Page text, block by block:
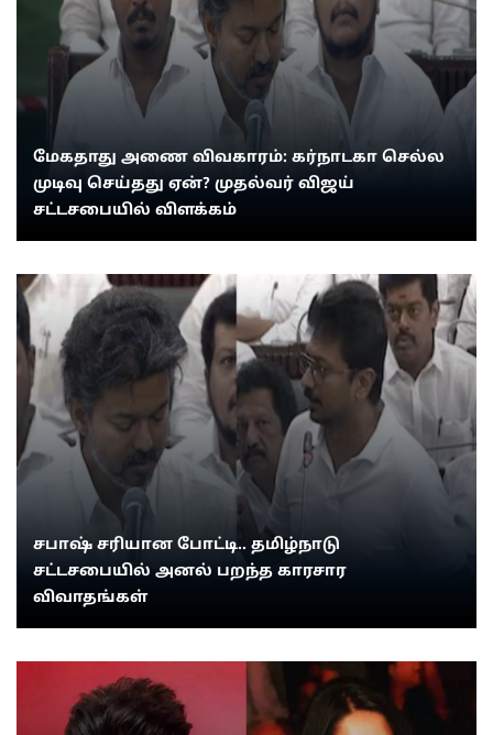
மேகதாது அணை விவகாரம்: கர்நாடகா செல்ல
முடிவு செய்தது ஏன்? முதல்வர் விஜய்
சட்டசபையில் விளக்கம்
சபாஷ் சரியான போட்டி.. தமிழ்நாடு
சட்டசபையில் அனல் பறந்த காரசார
விவாதங்கள்